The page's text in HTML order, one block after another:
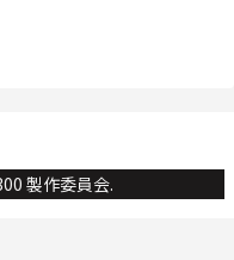
製作委員会.